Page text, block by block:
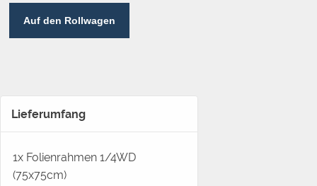
Auf den Rollwagen
Lieferumfang
1x Folienrahmen 1/4WD
(75x75cm)